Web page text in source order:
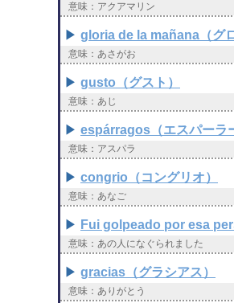
意味：アクアマリン
gloria de la mañana（グ
意味：あさがお
gusto（グスト）
意味：あじ
espárragos（エスパーラ
意味：アスパラ
congrio（コングリオ）
意味：あなご
Fui golpeado por esa
意味：あの人になぐられました
gracias（グラシアス）
意味：ありがとう